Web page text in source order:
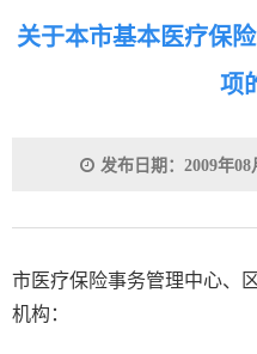
关于本市基本医疗保
项
发布日期：2009年08
市医疗保险事务管理中心、
机构：